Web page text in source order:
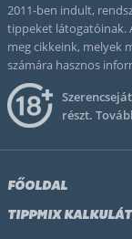
2011-ben indult,
tippeket látogatóinak.
meg cikkeink, melyek
számára hasznos
részt.
FŐOLDAL
TIPPMIX